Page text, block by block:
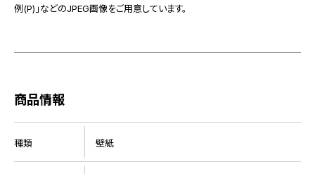
例(P)」などのJPEG画像をご用意しています。
商品情報
種類 壁紙